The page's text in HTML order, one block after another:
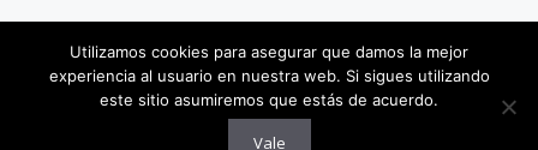
© 2019 All Rights Reserved
Utilizamos cookies para asegurar que damos la mejor
experiencia al usuario en nuestra web. Si sigues utilizando
este sitio asumiremos que estás de acuerdo.
Vale